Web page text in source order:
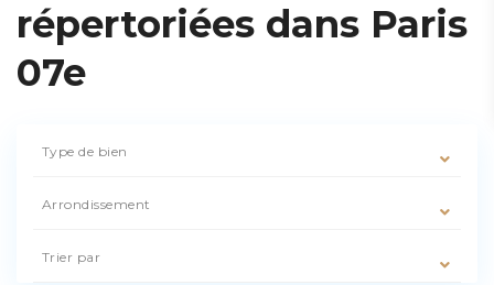
répertoriées dans Paris
07e
Type de bien
Arrondissement
Trier par